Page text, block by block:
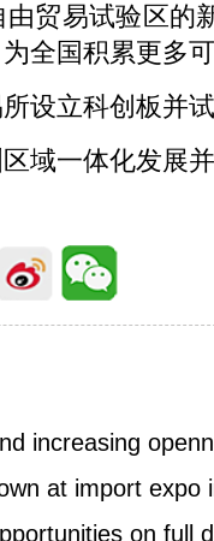
贸易试验区的
全国积累更多
设立科创板并
域一体化发展
increasing
at import
on full